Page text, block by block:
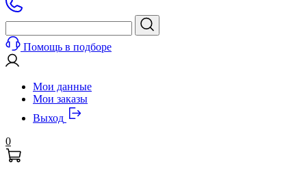
Помощь в подборе
Мои данные
Мои заказы
Выход
0